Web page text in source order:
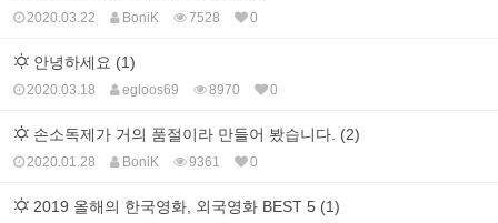
2020.03.22 BoniK 7528 0
안녕하세요 (1)
2020.03.18 egloos69 8970 0
손소독제가 거의 품절이라 만들어 봤습니다. (2)
2020.01.28 BoniK 9361 0
2019 올해의 한국영화, 외국영화 BEST 5 (1)